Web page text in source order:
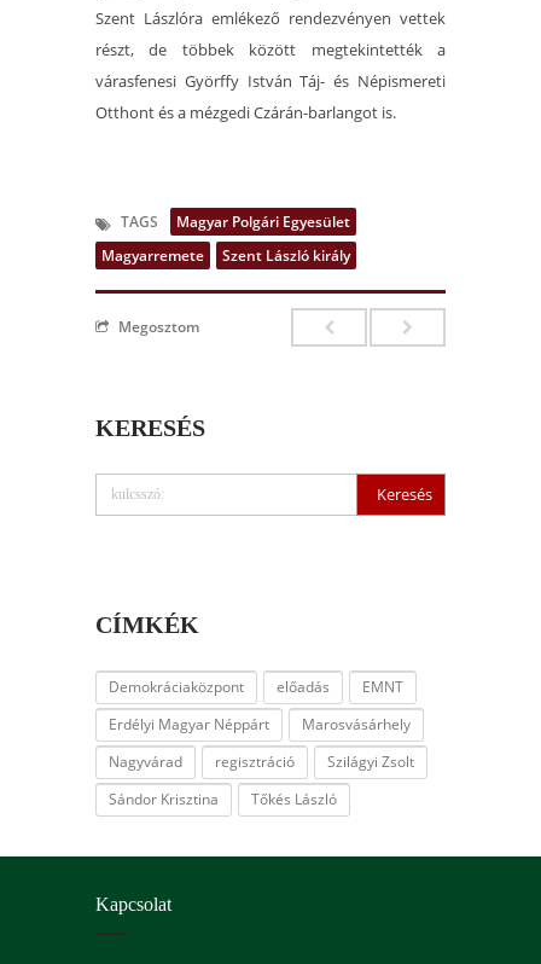
Szent Lászlóra emlékező rendezvényen vettek
részt, de többek között megtekintették a
várasfenesi Györffy István Táj- és Népismereti
Otthont és a mézgedi Czárán-barlangot is.
TAGS
Magyar Polgári Egyesület
Magyarremete
Szent László király
Megosztom
KERESÉS
CÍMKÉK
Demokráciaközpont előadás
EMNT
Erdélyi Magyar Néppárt
Marosvásárhely
Nagyvárad
regisztráció
Szilágyi Zsolt
Sándor Krisztina
Tőkés László
Kapcsolat